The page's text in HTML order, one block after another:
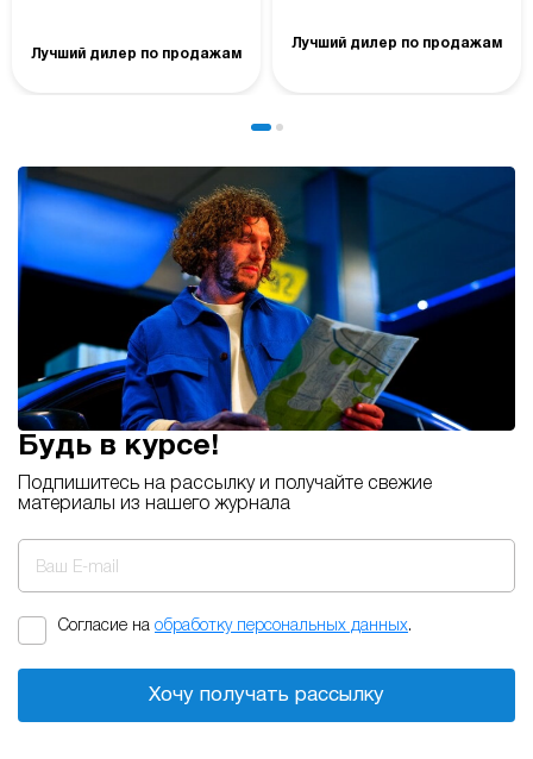
Лучший дилер по продажам
Лучший дилер по продажам
Будь в курсе!
Подпишитесь на рассылку и получайте свежие
материалы из нашего журнала
Ваш E-mail
Согласие на обработку персональных данных.
Хочу получать рассылку